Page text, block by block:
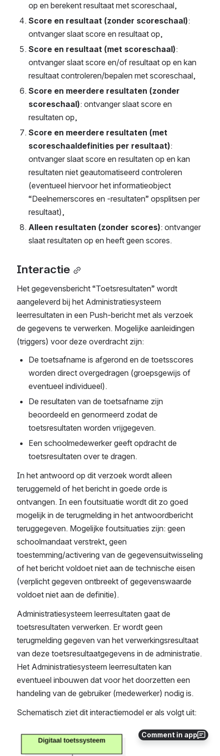
Comment in app
op en berekent resultaat met scoreschaal,
Score en resultaat (zonder scoreschaal):
ontvanger slaat score en resultaat op,
Score en resultaat (met scoreschaal):
ontvanger slaat score en/of resultaat op en kan
resultaat controleren/bepalen met scoreschaal,
Score en meerdere resultaten (zonder
scoreschaal): ontvanger slaat score en
resultaten op,
Score en meerdere resultaten (met
scoreschaaldefinities per resultaat):
ontvanger slaat score en resultaten op en kan
resultaten niet geautomatiseerd controleren
(eventueel hiervoor het informatieobject
“Deelnemerscores en -resultaten” opsplitsen per
resultaat),
Alleen resultaten (zonder scores): ontvanger
slaat resultaten op en heeft geen scores.
Interactie
Het gegevensbericht “Toetsresultaten” wordt
aangeleverd bij het Administratiesysteem
leerresultaten in een Push-bericht met als verzoek
de gegevens te verwerken. Mogelijke aanleidingen
(triggers) voor deze overdracht zijn:
De toetsafname is afgerond en de toetsscores
worden direct overgedragen (groepsgewijs of
eventueel individueel).
De resultaten van de toetsafname zijn
beoordeeld en genormeerd zodat de
toetsresultaten worden vrijgegeven.
Een schoolmedewerker geeft opdracht de
toetsresultaten over te dragen.
In het antwoord op dit verzoek wordt alleen
teruggemeld of het bericht in goede orde is
ontvangen. In een foutsituatie wordt dit zo goed
mogelijk in de terugmelding in het antwoordbericht
teruggegeven. Mogelijke foutsituaties zijn: geen
schoolmandaat verstrekt, geen
toestemming/activering van de gegevensuitwisseling
of het bericht voldoet niet aan de technische eisen
(verplicht gegeven ontbreekt of gegevenswaarde
voldoet niet aan de definitie).
Administratiesysteem leerresultaten gaat de
toetsresultaten verwerken. Er wordt geen
terugmelding gegeven van het verwerkingsresultaat
van deze toetsresultaatgegevens in de administratie.
Het Administratiesysteem leerresultaten kan
eventueel inbouwen dat voor het doorzetten een
handeling van de gebruiker (medewerker) nodig is.
Schematisch ziet dit interactiemodel er als volgt uit: